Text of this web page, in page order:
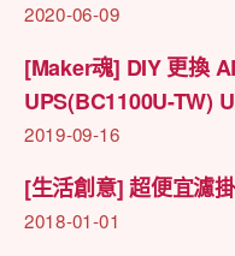
2020-06-09
[Maker魂] DIY 更換
UPS(BC1100U-TW)
2019-09-16
[生活創意] 超便宜濾
2018-01-01